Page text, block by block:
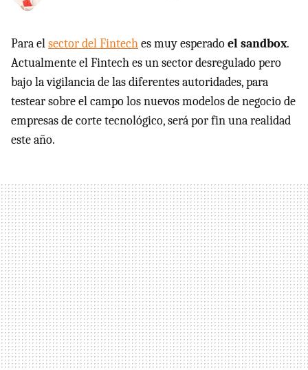
Para elsector del Finteches muy esperadoel sandbox.
Actualmente el Fintech es un sector desregulado pero
bajo la vigilancia de las diferentes autoridades, para
testear sobre el campo los nuevos modelos de negocio de
empresas de corte tecnológico, será por fin una realidad
este año.